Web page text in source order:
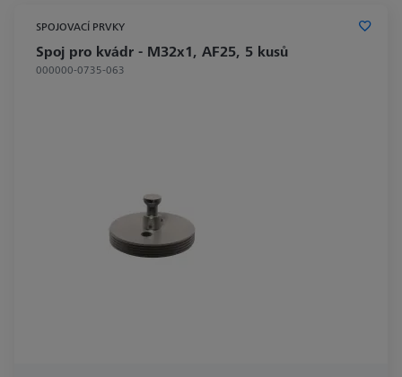
SPOJOVACÍ PRVKY
Spoj pro kvádr - M32x1, AF25, 5 kusů
000000-0735-063